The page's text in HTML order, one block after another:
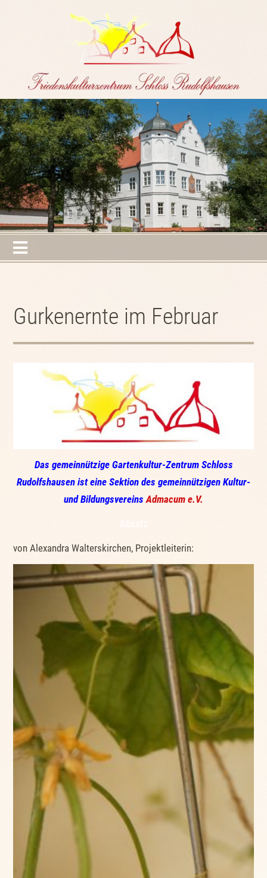
Gurkenernte im Februar
Das gemeinnützige Gartenkultur-Zentrum Schloss
Rudolfshausen ist eine Sektion des gemeinnützigen Kultur-
und BildungsvereinsAdmacum e.V.
von Alexandra Walterskirchen, Projektleiterin: